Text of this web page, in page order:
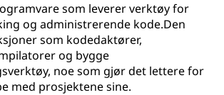
som leverer verktøy for
og administrerende kode.Den
som kodedaktører,
og bygge
noe som gjør det lettere for
med prosjektene sine.